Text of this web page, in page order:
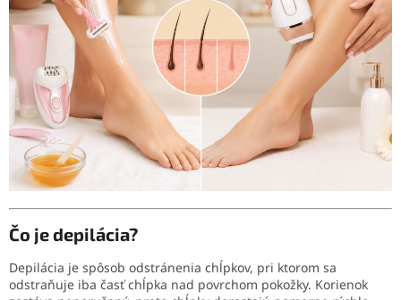
Čo je depilácia?
Depilácia je spôsob odstránenia chĺpkov, pri ktorom sa
odstraňuje iba časť chĺpka nad povrchom pokožky. Korienok